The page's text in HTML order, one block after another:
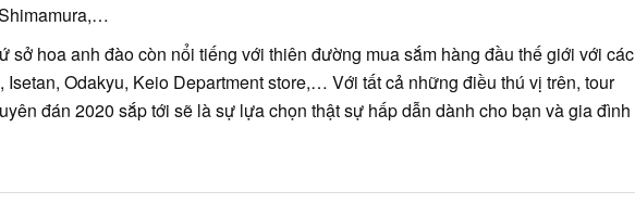
sở hoa anh đào còn nổi tiếng với thiên đường mua sắm hàng đầu thế giới với các
Isetan, Odakyu, Keio Department store,… Với tất cả những điều thú vị trên, tour
đán 2020 sắp tới sẽ là sự lựa chọn thật sự hấp dẫn dành cho bạn và gia đình